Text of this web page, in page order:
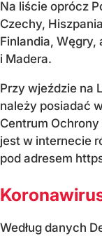
Na liście oprócz
Czechy,
Finlandia, Węgry,
i Madera.
Przy wjeździe na
należy posiadać
Centrum
jest w internecie
pod adresem
Według danych